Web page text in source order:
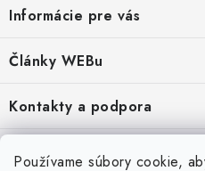
Používame súbory cookie,
p
ä
e
Informácie pre vás
Obchodné podmienky
Moja objednávka
Odstúpenie od zmluvy
Články WEBu
Dôležité oznamy
16.6.2026
Nákup na splátky
Kontakty a podpora
2.8.2022
Servisné služby